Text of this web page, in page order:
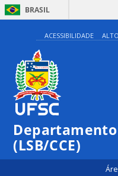
BRASIL
ACESSIBILIDADE
(LSB/CCE)